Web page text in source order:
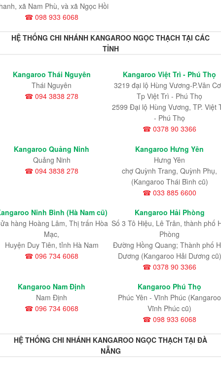
xã Nam Phù, và xã Ngọc Hồi
☎ 098 933 6068
HỆ THỐNG CHI NHÁNH KANGAROO NGỌC THẠCH TẠI CÁC
TỈNH
Kangaroo Thái Nguyên
Thái Nguyên
☎ 094 3838 278
Kangaroo Việt Trì - Phú Thọ
3219 đại lộ Hùng Vương-P.Vân
Tp Việt Trì - Phú Thọ
2599 Đại lộ Hùng Vương, TP. Việt
- Phú Thọ
☎ 0378 90 3366
Kangaroo Quảng Ninh
Quảng Ninh
☎ 094 3838 278
Kangaroo Hưng Yên
Hưng Yên
chợ Quỳnh Trang, Quỳnh Phụ,
(Kangaroo Thái Bình cũ)
☎ 033 885 6600
Ninh Bình (Hà Nam cũ)
hàng Hoàng Lâm, Thị trấn Hòa
Mạc,
Huyện Duy Tiên, tỉnh Hà Nam
☎ 096 734 6068
Kangaroo Hải Phòng
Số 3 Tô Hiệu, Lê Trân, thành phố
Phòng
Đường Hồng Quang; Thành phố
Dương (Kangaroo Hải Dương cũ)
☎ 0378 90 3366
Kangaroo Nam Định
Nam Định
☎ 096 734 6068
Kangaroo Phú Thọ
Phúc Yên - Vĩnh Phúc (Kangaroo
Vĩnh Phúc cũ)
☎ 098 933 6068
HỆ THỐNG CHI NHÁNH KANGAROO NGỌC THẠCH TẠI ĐÀ
NẴNG